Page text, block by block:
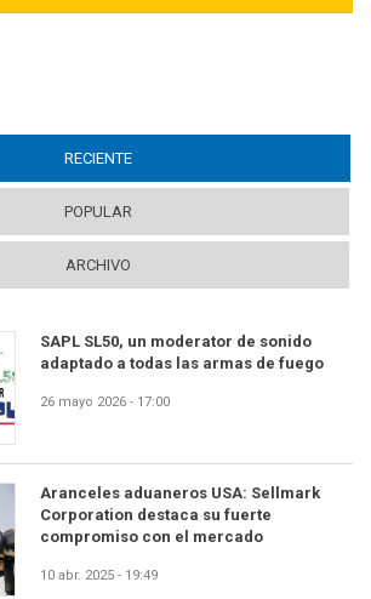
RECIENTE
POPULAR
ARCHIVO
SAPL SL50, un moderator de sonido
adaptado a todas las armas de fuego
26 mayo 2026 - 17:00
Aranceles aduaneros USA: Sellmark
Corporation destaca su fuerte
compromiso con el mercado
10 abr. 2025 - 19:49